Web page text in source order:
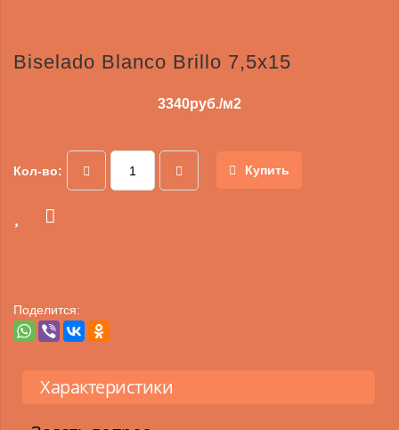
Biselado Blanco Brillo 7,5x15
3340руб./м2
Кол-во: Купить
Поделится:
Характеристики